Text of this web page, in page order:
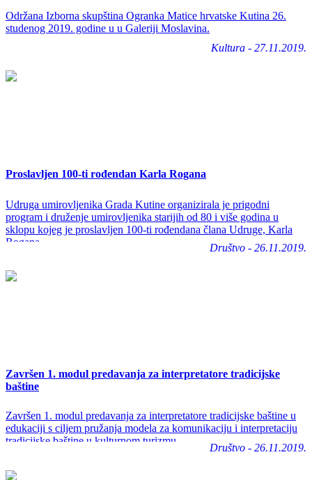
Održana Izborna skupština Ogranka Matice hrvatske Kutina 26.
studenog 2019. godine u u Galeriji Moslavina.
Kultura - 27.11.2019.
Proslavljen 100-ti rođendan Karla Rogana
Udruga umirovljenika Grada Kutine organizirala je prigodni
program i druženje umirovljenika starijih od 80 i više godina u
sklopu kojeg je proslavljen 100-ti rođendana člana Udruge, Karla
Rogana.
Društvo - 26.11.2019.
Završen 1. modul predavanja za interpretatore tradicijske
baštine
Završen 1. modul predavanja za interpretatore tradicijske baštine u
edukaciji s ciljem pružanja modela za komunikaciju i interpretaciju
tradicijske baštine u kulturnom turizmu
Društvo - 26.11.2019.